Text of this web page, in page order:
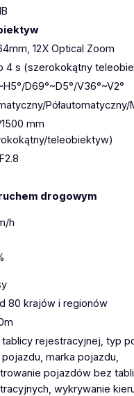
12X Optical Zoom
4 s (szerokokątny
D69°~D5°/V36°~V2°
Półautomatyczny/
mm
teleobiektyw)
drogowym
h
80 krajów i regionów
tablicy rejestracyjnej, typ
marka pojazdu,
pojazdów bez
wykrywanie